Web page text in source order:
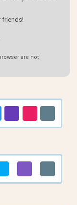
friends!
are not